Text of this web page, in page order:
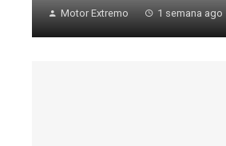
Motor Extremo 1 semana ago